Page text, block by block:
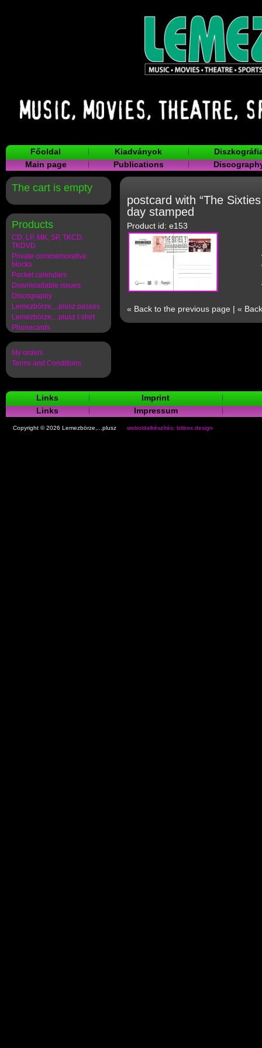
Főoldal Kiadványok
Main page
Publications
The cart is empty
Products
CD, LP, MK, SP, TKCD,
TKDVD
Private commemorative
blocks
Pocket calendars
Downloadable issues
Discography
Lemezbörze,...plusz passes
Lemezbörze,...plusz t-shirt
Phonecards
My orders
Terms and Conditions
postcard with “The
day stamped
Product id: e153
« Back to the previous page | «
Links
Imprint
Links
Impressum
Copyright © 2026 Lemezbörze,...plusz weboldalkészítés: bitbox.design